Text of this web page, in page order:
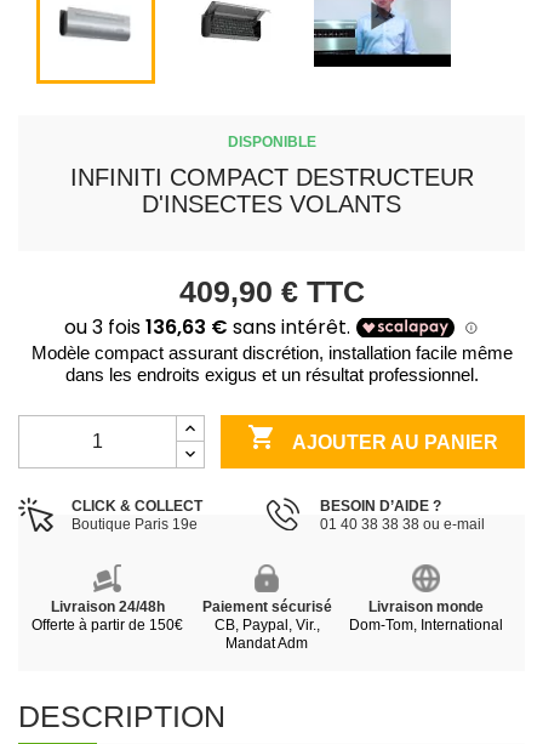
DISPONIBLE
INFINITI COMPACT DESTRUCTEUR
D'INSECTES VOLANTS
409,90 € TTC
Modèle compact assurant discrétion, installation facile même
dans les endroits exigus et un résultat professionnel.
 AJOUTER AU PANIER
CLICK & COLLECT
Boutique Paris 19e
BESOIN D’AIDE ?
01 40 38 38 38 ou e-mail
Livraison 24/48h
Offerte à partir de 150€
Paiement sécurisé
CB, Paypal, Vir.,
Mandat Adm
Livraison monde
Dom-Tom, International
DESCRIPTION